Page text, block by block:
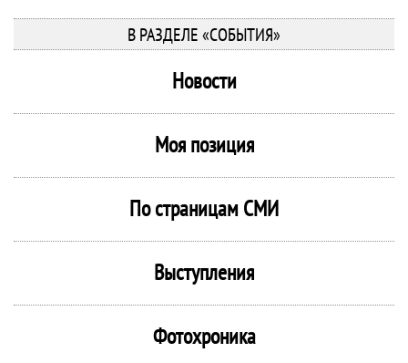
В РАЗДЕЛЕ «СОБЫТИЯ»
Новости
Моя позиция
По страницам СМИ
Выступления
Фотохроника